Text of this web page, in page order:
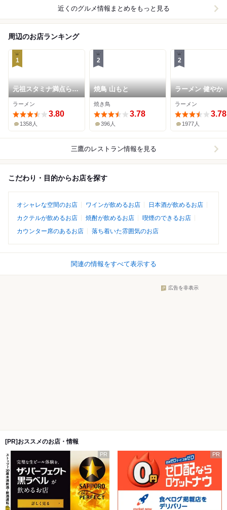
近くのグルメ情報まとめをもっと見る
周辺のお店ランキング
1
元祖スタミナ満点らー
めん すず鬼
ラーメン
3.80
1358人
2
焼鳥 山もと
焼き鳥
3.78
396人
2
ラーメン 健やか
ラーメン
3.78
1977人
三鷹のレストラン情報を見る
こだわり・目的からお店を探す
オシャレな空間のお店 ワインが飲めるお店
日本酒が飲めるお店
カクテルが飲めるお店
焼酎が飲めるお店
喫煙のできるお店
カウンター席のあるお店
落ち着いた雰囲気のお店
関連の情報をすべて表示する
広告を非表示
[PR]おススメのお店・情報
PR PR